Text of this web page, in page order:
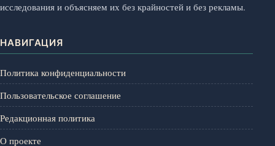
исследования и объясняем их без крайностей и без рекламы.
НАВИГАЦИЯ
Политика конфиденциальности
Пользовательское соглашение
Редакционная политика
О проекте